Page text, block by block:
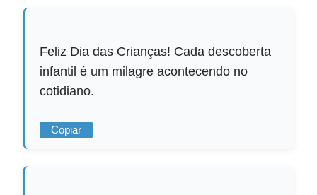
Feliz Dia das Crianças! Cada descoberta
infantil é um milagre acontecendo no
cotidiano.
Copiar